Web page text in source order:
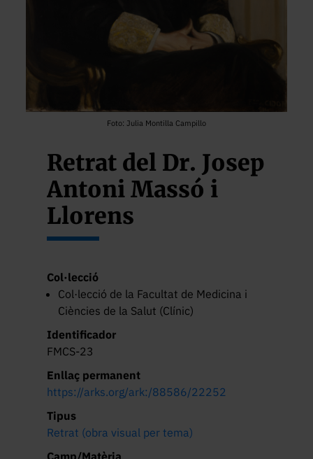
Foto: Julia Montilla Campillo
Retrat del Dr. Josep
Antoni Massó i
Llorens
Col·lecció
Col·lecció de la Facultat de Medicina i
Ciències de la Salut (Clínic)
Identificador
FMCS-23
Enllaç permanent
https://arks.org/ark:/88586/22252
Tipus
Retrat (obra visual per tema)
Camp/Matèria